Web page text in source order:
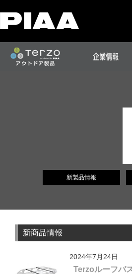
新製品情報
新商品情報
2024年7月24日
Terzoルーフバ